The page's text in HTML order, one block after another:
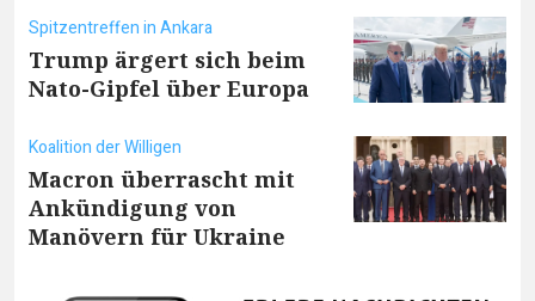
Spitzentreffen in Ankara
Trump ärgert sich beim
Nato-Gipfel über Europa
Koalition der Willigen
Macron überrascht mit
Ankündigung von
Manövern für Ukraine